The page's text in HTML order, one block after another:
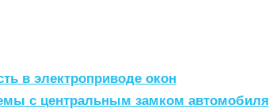
в электроприводе окон
с центральным замком автомобиля